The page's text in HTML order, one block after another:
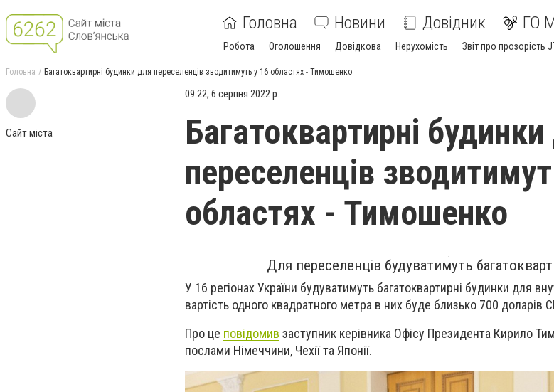
Головна Новини Довідник ГО
Робота Оголошення Довідкова Нерухомість Звіт про прозорість
Головна Багатоквартирні будинки для переселенців зводитимуть у 16 областях - Тимошенко
Сайт міста
09:22, 6 серпня 2022 р.
Багатоквартирні
переселенців
областях - Тимошенко
Для переселенців будуватимуть
У 16 регіонах України будуватимуть багатоквартирні будинки для
вартість одного квадратного метра в них буде близько 700 доларів
Про це повідомив заступник керівника Офісу Президента Кирило
послами Німеччини, Чехії та Японії.